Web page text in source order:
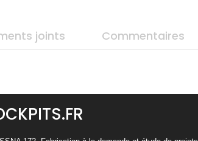
joints Commentaires